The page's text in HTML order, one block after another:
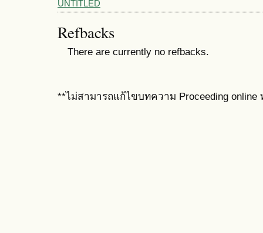
UNTITLED
Refbacks
There are currently no refbacks.
**ไม่สามารถแก้ไขบทความ Proceeding